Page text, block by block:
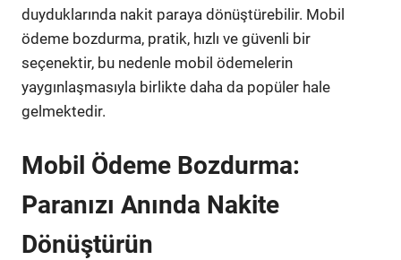
duyduklarında nakit paraya dönüştürebilir. Mobil
ödeme bozdurma, pratik, hızlı ve güvenli bir
seçenektir, bu nedenle mobil ödemelerin
yaygınlaşmasıyla birlikte daha da popüler hale
gelmektedir.
Mobil Ödeme Bozdurma:
Paranızı Anında Nakite
Dönüştürün